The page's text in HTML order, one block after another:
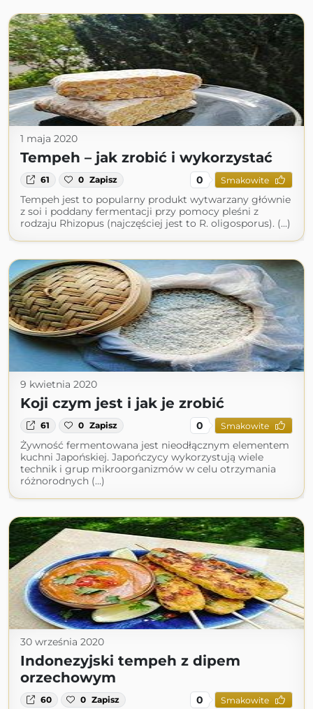
1 maja 2020
Tempeh – jak zrobić i wykorzystać
61 0 Zapisz 0 Smakowite
Tempeh jest to popularny produkt wytwarzany głównie
z soi i poddany fermentacji przy pomocy pleśni z
rodzaju Rhizopus (najczęściej jest to R. oligosporus). (...)
9 kwietnia 2020
Koji czym jest i jak je zrobić
61 0 Zapisz 0 Smakowite
Żywność fermentowana jest nieodłącznym elementem
kuchni Japońskiej. Japończycy wykorzystują wiele
technik i grup mikroorganizmów w celu otrzymania
różnorodnych (...)
30 września 2020
Indonezyjski tempeh z dipem
orzechowym
60 0 Zapisz 0 Smakowite